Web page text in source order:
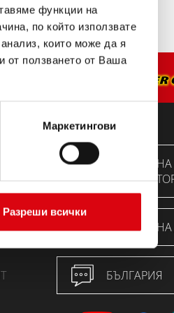
функции на
по който използвате
които може да я
от ползването от Ваша
Маркетингови
Разреши всички
ТЪРСЕНЕ НА
ТЪРСЕНЕ
БЪЛГАРИЯ